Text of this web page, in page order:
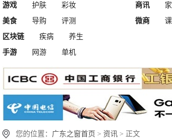
游戏
护肤
彩妆
美食
导购 评测
商讯
微商
区块链
疾病
养生
手游
网游 单机
您的位置： 广东之窗首页 >资讯 > 正文